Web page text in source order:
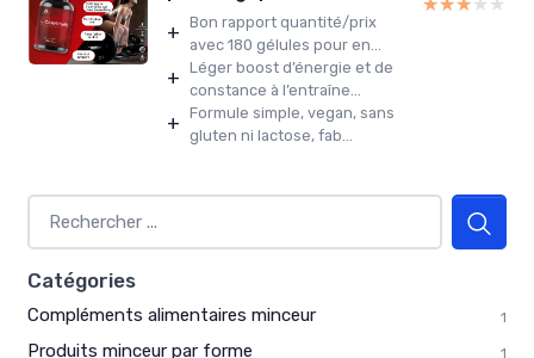
+ Bon rapport quantité/prix
avec 180 gélules pour en...
+ Léger boost d’énergie et de
constance à l’entraîne...
+ Formule simple, vegan, sans
gluten ni lactose, fab...
★★★★★
★★★★★
Catégories
Compléments alimentaires minceur 1
Produits minceur par forme 1